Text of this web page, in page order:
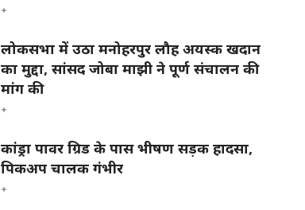
लोकसभा में उठा मनोहरपुर लौह अयस्क खदान
का मुद्दा, सांसद जोबा माझी ने पूर्ण संचालन की
मांग की
कांड्रा पावर ग्रिड के पास भीषण सड़क हादसा,
पिकअप चालक गंभीर